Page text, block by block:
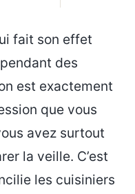
fait son effet
des
est exactement
que vous
avez surtout
la veille. C’est
les cuisiniers